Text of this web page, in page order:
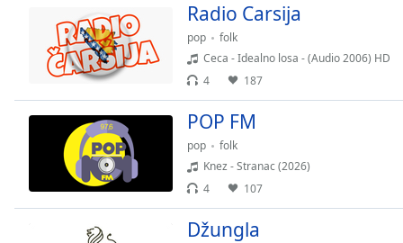
Opacity
Radio Carsija
pop
folk
Ceca - Idealno losa - (Audio 2006) HD
4
187
POP FM
pop
folk
Knez - Stranac (2026)
4
107
Džungla